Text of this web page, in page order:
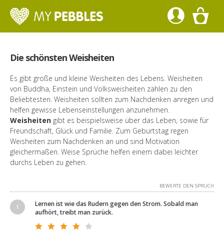
Die schönsten Weisheiten
Es gibt große und kleine Weisheiten des Lebens. Weisheiten
von Buddha, Einstein und Volksweisheiten zählen zu den
Beliebtesten. Weisheiten sollten zum Nachdenken anregen und
helfen gewisse Lebenseinstellungen anzunehmen.
Weisheiten gibt es beispielsweise über das Leben, sowie für
Freundschaft, Glück und Familie. Zum Geburtstag regen
Weisheiten zum Nachdenken an und sind Motivation
gleichermaßen. Weise Sprüche helfen einem dabei leichter
durchs Leben zu gehen.
BEWERTE DEN SPRUCH
Lernen ist wie das Rudern gegen den Strom. Sobald man
aufhört, treibt man zurück.